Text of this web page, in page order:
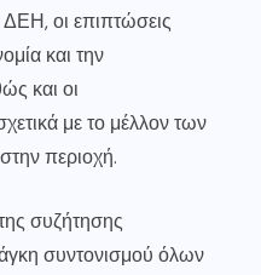
οι επιπτώσεις
και την
και οι
με το μέλλον των
περιοχή.
συζήτησης
συντονισμού όλων